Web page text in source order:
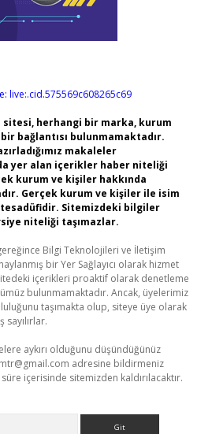
live:.cid.575569c608265c69
herhangi bir marka, kurum
bağlantısı bulunmamaktadır.
makaleler
yer alan içerikler haber niteliği
kurum ve kişiler hakkında
Gerçek kurum ve kişiler ile isim
Sitemizdeki bilgiler
niteliği taşımazlar.
Bilgi Teknolojileri ve İletişim
bir Yer Sağlayıcı olarak hizmet
içerikleri proaktif olarak denetleme
bulunmamaktadır. Ancak, üyelerimiz
taşımakta olup, siteye üye olarak
aykırı olduğunu düşündüğünüz
adresine bildirmeniz
içerisinde sitemizden kaldırılacaktır.